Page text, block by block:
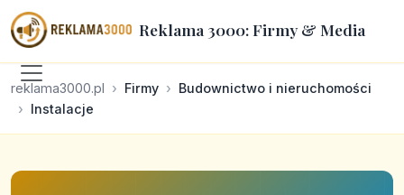
Reklama 3000: Firmy & Media
reklama3000.pl Firmy
Budownictwo i nieruchomości
Instalacje